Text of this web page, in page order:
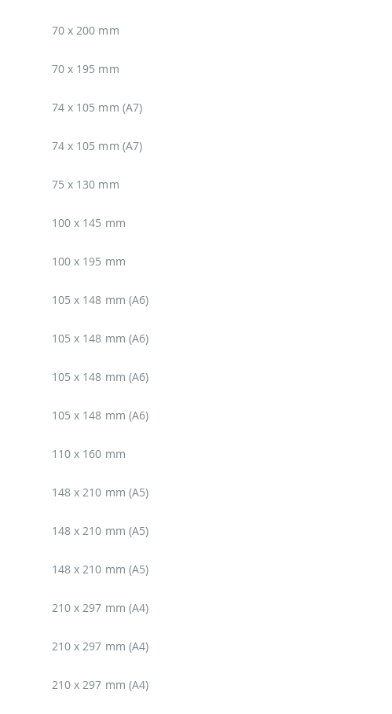
70 x 200 mm
70 x 195 mm
74 x 105 mm (A7)
74 x 105 mm (A7)
75 x 130 mm
100 x 145 mm
100 x 195 mm
105 x 148 mm (A6)
105 x 148 mm (A6)
105 x 148 mm (A6)
105 x 148 mm (A6)
110 x 160 mm
148 x 210 mm (A5)
148 x 210 mm (A5)
148 x 210 mm (A5)
210 x 297 mm (A4)
210 x 297 mm (A4)
210 x 297 mm (A4)